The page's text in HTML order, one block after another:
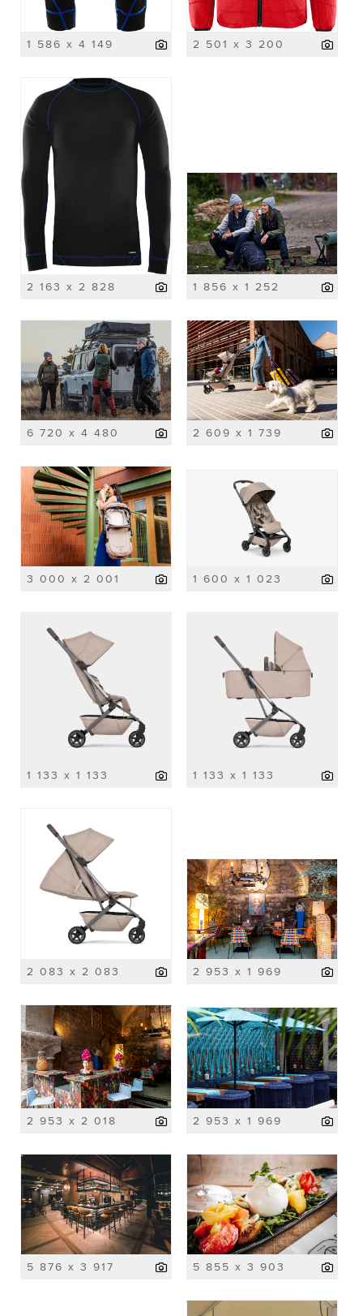
1 586 x 4 149 2 501 x 3 200
2 163 x 2 828 1 856 x 1 252
6 720 x 4 480 2 609 x 1 739
3 000 x 2 001 1 600 x 1 023
1 133 x 1 133 1 133 x 1 133
2 083 x 2 083 2 953 x 1 969
2 953 x 2 018 2 953 x 1 969
5 876 x 3 917 5 855 x 3 903